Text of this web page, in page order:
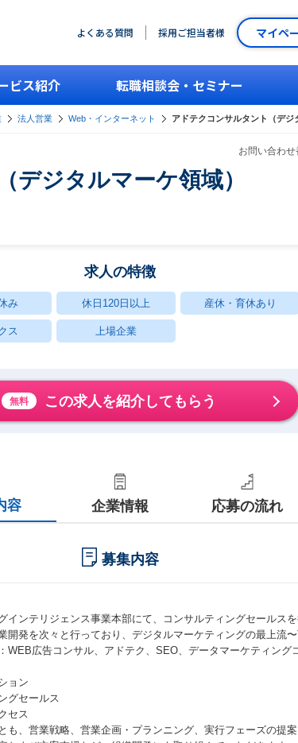
よくある質問 採用ご担当者様 マイペ
ビス紹介 転職相談会・セミナー
法人営業 Web・インターネット アドテクコンサルタント（デジ
お問い合わ
デジタルマーケ領域）
求人の特徴
み 休日120日以上 産休・育休あり
ス 上場企業
無料 この求人を紹介してもらう
容 企業情報 応募の流れ
募集内容
インテリジェンス事業本部にて、コンサルティングセールスを
開発を次々と行っており、デジタルマーケティングの最上流
WEB広告コンサル、アドテク、SEO、データマーケティング
ョン
グセールス
セス
も、営業戦略、営業企画・プランニング、実行フェーズの提案